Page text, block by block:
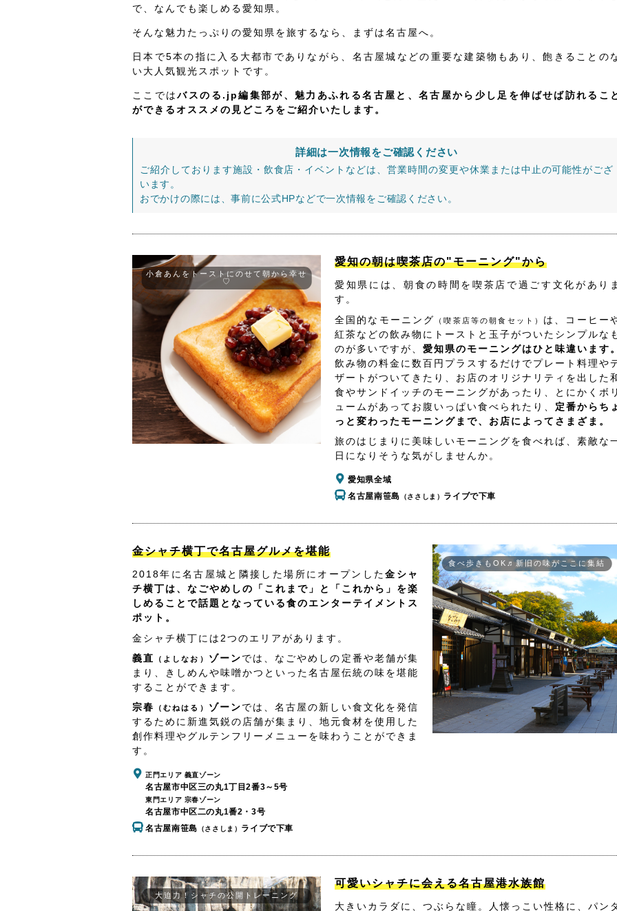
で、なんでも楽しめる愛知県。
そんな魅力たっぷりの愛知県を旅するなら、まずは名古屋へ。
日本で5本の指に入る大都市でありながら、名古屋城などの重要な建築物もあり、飽きることの
い大人気観光スポットです。
ここではバスのる.jp編集部が、魅力あふれる名古屋と、名古屋から少し足を伸ばせば訪れるこ
ができるオススメの見どころをご紹介いたします。
詳細は一次情報をご確認ください
ご紹介しております施設・飲食店・イベントなどは、営業時間の変更や休業または中止の可能性がござ
います。
おでかけの際には、事前に公式HPなどで一次情報をご確認ください。
小倉あんをトーストにのせて朝から幸せ
♡
愛知の朝は喫茶店の"モーニング"から
愛知県には、朝食の時間を喫茶店で過ごす文化があり
す。
全国的なモーニング
（喫茶店等の朝食セット） は、コーヒー
紅茶などの飲み物にトーストと玉子がついたシンプルな
のが多いですが、 愛知県のモーニングはひと味違います
飲み物の料金に数百円プラスするだけでプレート料理や
ザートがついてきたり、お店のオリジナリティを出した
食やサンドイッチのモーニングがあったり、とにかくボ
ュームがあってお腹いっぱい食べられたり、 定番からち
っと変わったモーニングまで、お店によってさまざま。
旅のはじまりに美味しいモーニングを食べれば、素敵な
日になりそうな気がしませんか。
愛知県全域
名古屋南笹島 （ささしま） ライブで下車
金シャチ横丁で名古屋グルメを堪能
2018年に名古屋城と隣接した場所にオープンした金シャ
チ横丁は、なごやめしの「これまで」と「これから」を楽
しめることで話題となっている食のエンターテイメントス
ポット。
金シャチ横丁には2つのエリアがあります。
義直
（よしなお） ゾーンでは、なごやめしの定番や老舗が集
まり、きしめんや味噌かつといった名古屋伝統の味を堪能
することができます。
宗春
（むねはる） ゾーンでは、名古屋の新しい食文化を発信
するために新進気鋭の店舗が集まり、地元食材を使用した
創作料理やグルテンフリーメニューを味わうことができま
す。
正門エリア 義直ゾーン
名古屋市中区三の丸1丁目2番3～5号
東門エリア 宗春ゾーン
名古屋市中区二の丸1番2・3号
名古屋南笹島 （ささしま） ライブで下車
食べ歩きもOK♬新旧の味がここに集結
大迫力！シャチの公開トレーニング
可愛いシャチに会える名古屋港水族館
大きいカラダに、つぶらな瞳。人懐っこい性格に、パン